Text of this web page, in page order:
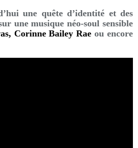
une quête d’identité et des
une musique néo-soul sensible
Corinne Bailey Rae ou encore